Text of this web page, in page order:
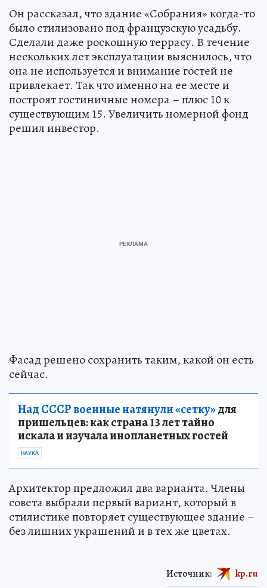
Он рассказал, что здание «Собрания» когда-то
было стилизовано под французскую усадьбу.
Сделали даже роскошную террасу. В течение
нескольких лет эксплуатации выяснилось, что
она не используется и внимание гостей не
привлекает. Так что именно на ее месте и
построят гостиничные номера – плюс 10 к
существующим 15. Увеличить номерной фонд
решил инвестор.
Фасад решено сохранить таким, какой он есть
сейчас.
Над СССР военные натянули «сетку»для
пришельцев: как страна 13 лет тайно
искала и изучала инопланетных гостей
НАУКА
Архитектор предложил два варианта. Члены
совета выбрали первый вариант, который в
стилистике повторяет существующее здание –
без лишних украшений и в тех же цветах.
Источник: kp.ru